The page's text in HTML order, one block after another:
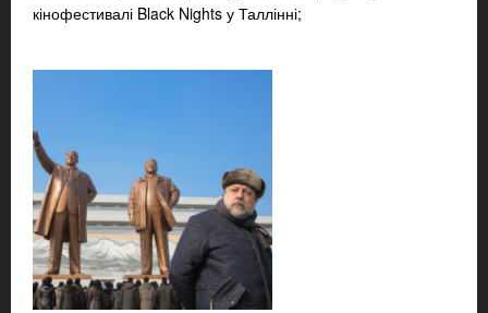
кінофестивалі Black Nights у Таллінні;